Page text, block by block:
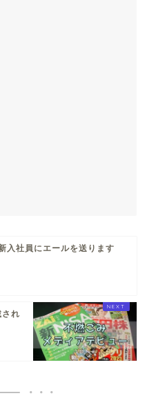
入社員にエールを送ります
され